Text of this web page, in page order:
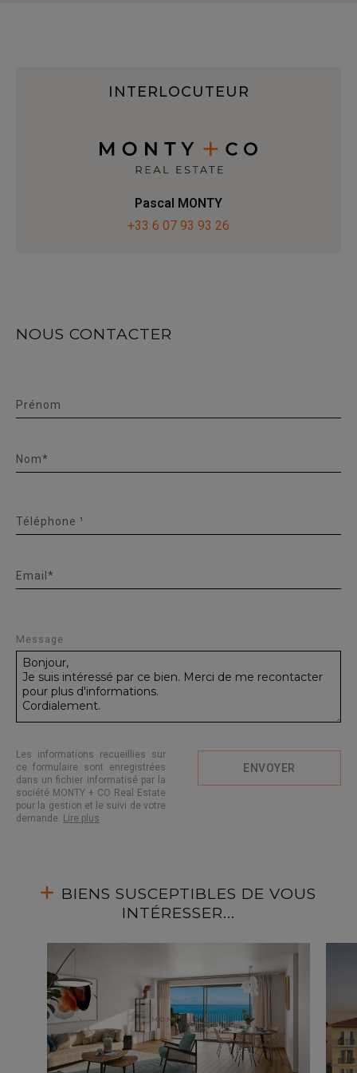
INTERLOCUTEUR
Pascal MONTY
+33 6 07 93 93 26
NOUS CONTACTER
Prénom
Nom*
Téléphone ¹
Email*
Message
Les informations recueillies sur
ce formulaire sont enregistrées
dans un fichier informatisé par la
société MONTY + CO Real Estate
pour la gestion et le suivi de votre
demande. Lire plus
ENVOYER
BIENS SUSCEPTIBLES DE VOUS
INTÉRESSER...